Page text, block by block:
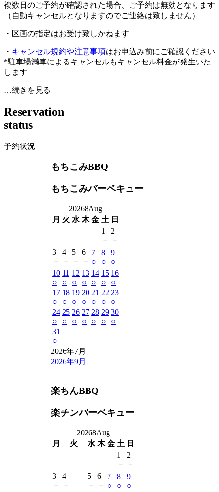
複数日のご予約が確認された場合、ご予約は無効となります
（自動キャンセルとなりますのでご連絡は致しません）
・区画の指定はお受け致しかねます
・ キャンセル規約や注意事項はお申込み前にご確認ください
*駐車場満車によるキャンセルもキャンセル料金が発生いた
します
…続きを見る
Reservation
status
予約状況
もちこみBBQ
もちこみバーベキュー
20268Aug
月 火 水 木 金 土 日
1
－
2
－
3
－
4
－
5
－
6
－
7
○
8
○
9
○
10
○
11
○
12
○
13
○
14
○
15
○
16
○
17
○
18
○
19
○
20
○
21
○
22
○
23
○
24
○
25
○
26
○
27
○
28
○
29
○
30
○
31
○
2026年7月
2026年9月
楽ちんBBQ
楽チンバーベキュー
20268Aug
月
火 水 木 金 土 日
1
－
2
－
3
－
4
－
5
－
6
－
7
○
8
○
9
○